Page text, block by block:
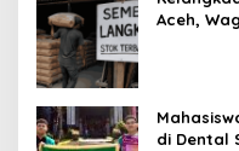
Aceh,
di Dental